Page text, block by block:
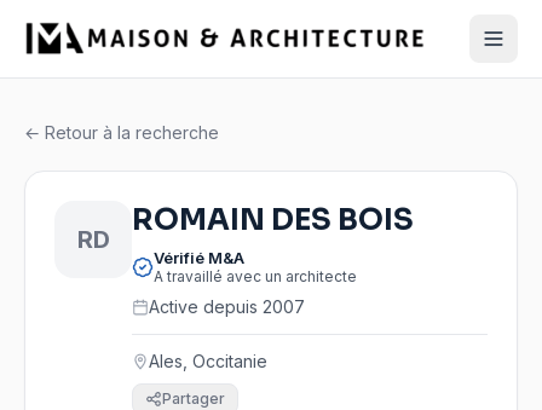
← Retour à la recherche
RD
ROMAIN DES BOIS
Vérifié M&A
A travaillé avec un architecte
Active depuis 2007
Ales, Occitanie
Partager